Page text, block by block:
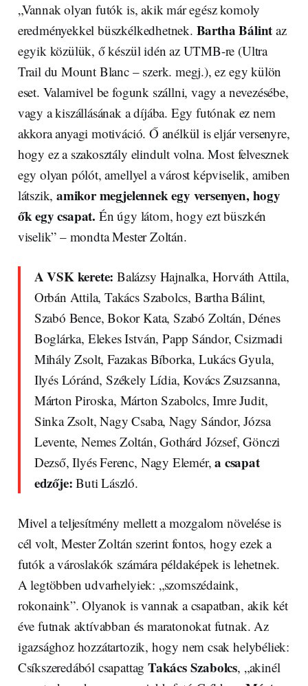
„Vannak olyan futók is, akik már egész komoly
eredményekkel büszkélkedhetnek. Bartha Bálint az
egyik közülük, ő készül idén az UTMB-re (Ultra
Trail du Mount Blanc – szerk. megj.), ez egy külön
eset. Valamivel be fogunk szállni, vagy a nevezésébe,
vagy a kiszállásának a díjába. Egy futónak ez nem
akkora anyagi motiváció. Ő anélkül is eljár versenyre,
hogy ez a szakosztály elindult volna. Most felvesznek
egy olyan pólót, amellyel a várost képviselik, amiben
látszik, amikor megjelennek egy versenyen, hogy
ők egy csapat. Én úgy látom, hogy ezt büszkén
viselik” – mondta Mester Zoltán.
A VSK kerete: Balázsy Hajnalka, Horváth Attila,
Orbán Attila, Takács Szabolcs, Bartha Bálint,
Szabó Bence, Bokor Kata, Szabó Zoltán, Dénes
Boglárka, Elekes István, Papp Sándor, Csizmadi
Mihály Zsolt, Fazakas Bíborka, Lukács Gyula,
Ilyés Lóránd, Székely Lídia, Kovács Zsuzsanna,
Márton Piroska, Márton Szabolcs, Imre Judit,
Sinka Zsolt, Nagy Csaba, Nagy Sándor, Józsa
Levente, Nemes Zoltán, Gothárd József, Gönczi
Dezső, Ilyés Ferenc, Nagy Elemér, a csapat
edzője: Buti László.
Mivel a teljesítmény mellett a mozgalom növelése is
cél volt, Mester Zoltán szerint fontos, hogy ezek a
futók a városlakók számára példaképek is lehetnek.
A legtöbben udvarhelyiek: „szomszédaink,
rokonaink”. Olyanok is vannak a csapatban, akik két
éve futnak aktívabban és maratonokat futnak. Az
igazsághoz hozzátartozik, hogy nem csak helybéliek:
Csíkszeredából csapattag Takács Szabolcs, „akinél